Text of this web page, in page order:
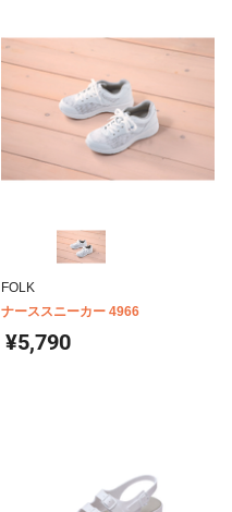
FOLK
ナーススニーカー 4966
¥5,790